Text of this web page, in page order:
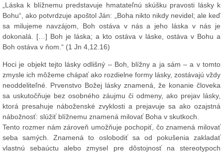
„Láska k blížnemu predstavuje hmatateľnú skúšku pravosti lásky k
Bohu“, ako potvrdzuje apoštol Ján: „Boha nikto nikdy nevidel; ale keď
sa milujeme navzájom, Boh ostáva v nás a jeho láska v nás je
dokonalá. […] Boh je láska; a kto ostáva v láske, ostáva v Bohu a
Boh ostáva v ňom.“ (1 Jn 4,12.16)
Hoci je objekt tejto lásky odlišný – Boh, blížny a ja sám – a v tomto
zmysle ich môžeme chápať ako rozdielne formy lásky, zostávajú vždy
neoddeliteľné. Prvenstvo Božej lásky znamená, že konanie človeka
sa uskutočňuje bez osobného záujmu či odmeny, ako prejav lásky,
ktorá presahuje náboženské zvyklosti a prejavuje sa ako ozajstná
nábožnosť: slúžiť blížnemu znamená milovať Boha v skutkoch.
Tento rozmer nám zároveň umožňuje pochopiť, čo znamená milovať
seba samých. Znamená to oslobodiť sa od pokušenia zakladať
vlastnú sebaúctu alebo zmysel pre dôstojnosť na stereotypoch